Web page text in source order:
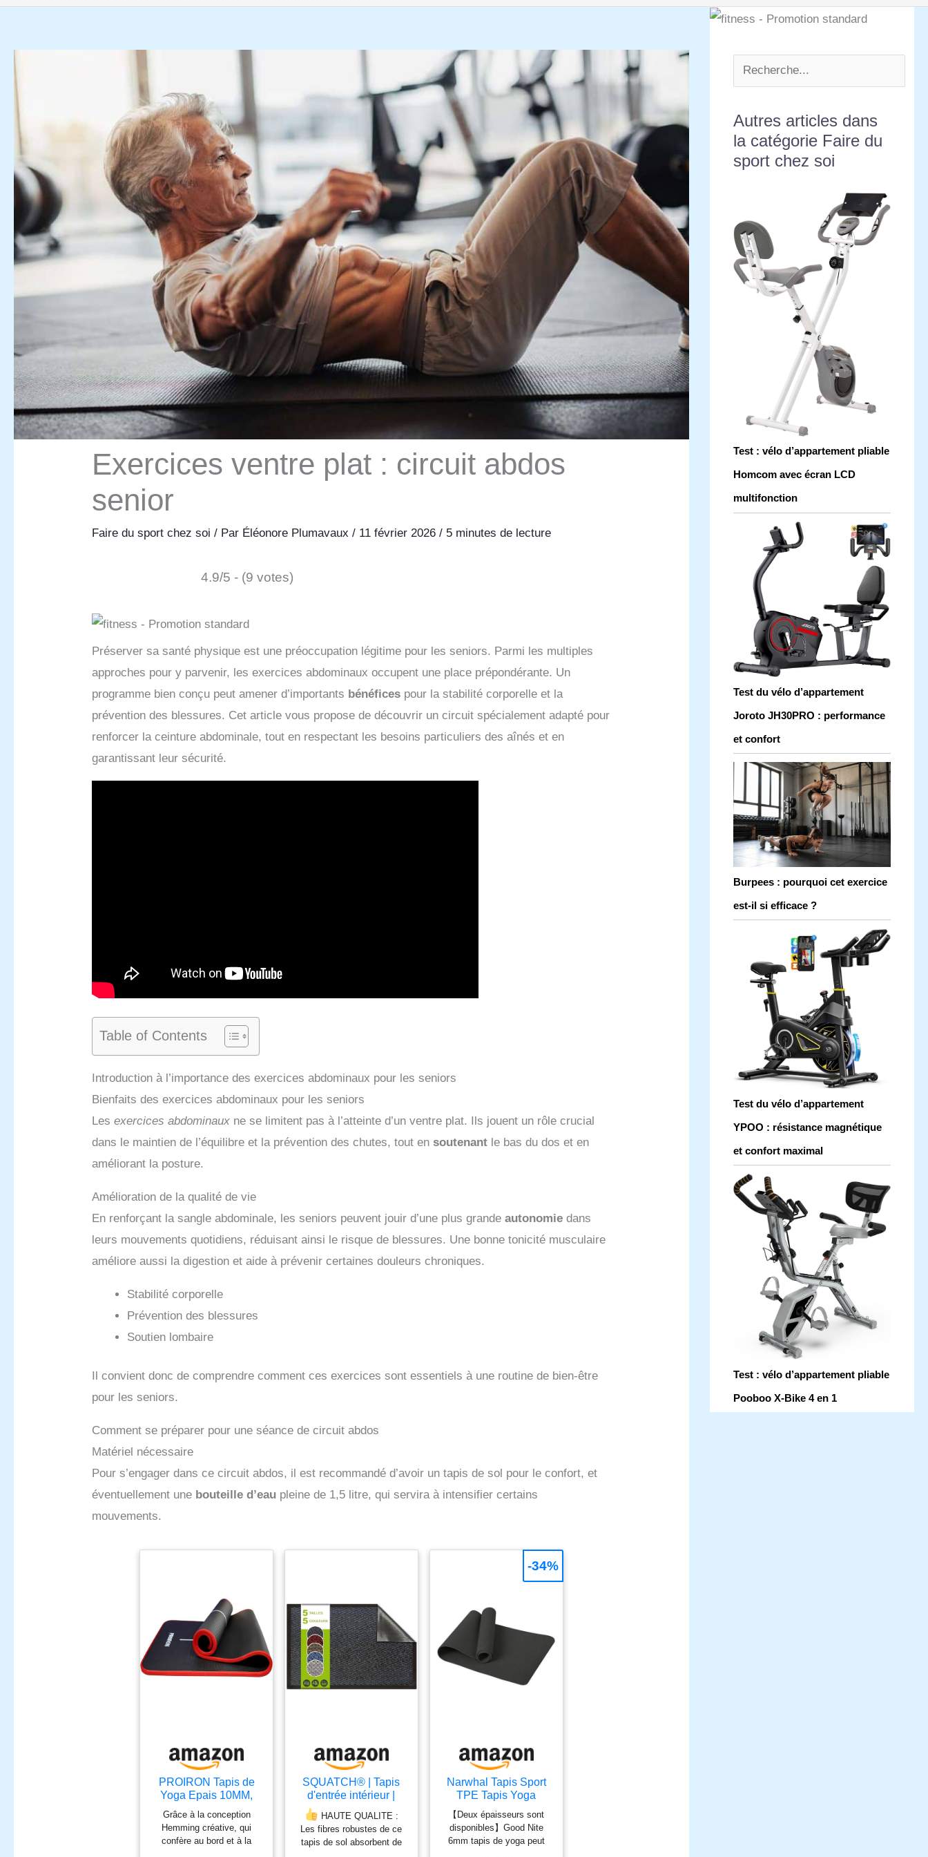
Exercices ventre plat : circuit abdos
senior
Faire du sport chez soi / Par Éléonore Plumavaux/ 11 février 2026/ 5 minutes de lecture
4.9/5 - (9 votes)
Préserver sa santé physique est une préoccupation légitime pour les seniors. Parmi les multiples
approches pour y parvenir, les exercices abdominaux occupent une place prépondérante. Un
programme bien conçu peut amener d’importants bénéfices pour la stabilité corporelle et la
prévention des blessures. Cet article vous propose de découvrir un circuit spécialement adapté pour
renforcer la ceinture abdominale, tout en respectant les besoins particuliers des aînés et en
garantissant leur sécurité.
Table of Contents
Introduction à l’importance des exercices abdominaux pour les seniors
Bienfaits des exercices abdominaux pour les seniors
Lesexercices abdominaux ne se limitent pas à l’atteinte d’un ventre plat. Ils jouent un rôle crucial
dans le maintien de l’équilibre et la prévention des chutes, tout ensoutenant le bas du dos et en
améliorant la posture.
Amélioration de la qualité de vie
En renforçant la sangle abdominale, les seniors peuvent jouir d’une plus grandeautonomie dans
leurs mouvements quotidiens, réduisant ainsi le risque de blessures. Une bonne tonicité musculaire
améliore aussi la digestion et aide à prévenir certaines douleurs chroniques.
Stabilité corporelle
Prévention des blessures
Soutien lombaire
Il convient donc de comprendre comment ces exercices sont essentiels à une routine de bien-être
pour les seniors.
Comment se préparer pour une séance de circuit abdos
Matériel nécessaire
Pour s’engager dans ce circuit abdos, il est recommandé d’avoir un tapis de sol pour le confort, et
éventuellement une bouteille d’eau pleine de 1,5 litre, qui servira à intensifier certains
mouvements.
PROIRON Tapis de
Yoga Epais 10MM,
Antidérapant Tapis
d'exercice Fitness,
Tapis de Gymnastique
pour Yoga Pilates
Grâce à la conception
Hemming créative, qui
confère au bord et à la
SQUATCH® | Tapis
d'entrée intérieur |
Paillasson Durable et
antidérapant |
Absorbe l'eau et
Ramasse la Saleté |
HAUTE QUALITE :
Les fibres robustes de ce
tapis de sol absorbent de
Narwhal Tapis Sport
TPE Tapis Yoga
Antidérapant
183x61x0,6cm
【Deux épaisseurs sont
disponibles】Good Nite
6mm tapis de yoga peut
-34%
Autres articles dans
la catégorie Faire du
sport chez soi
Test : vélo d’appartement pliable
Homcom avec écran LCD
multifonction
Test du vélo d’appartement
Joroto JH30PRO : performance
et confort
Burpees : pourquoi cet exercice
est-il si efficace ?
Test du vélo d’appartement
YPOO : résistance magnétique
et confort maximal
Test : vélo d’appartement pliable
Pooboo X-Bike 4 en 1